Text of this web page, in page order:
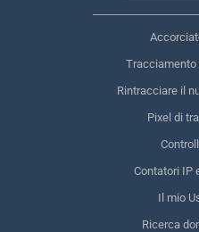
Tracciamento
Rintracciare il
Pixel di
Contatori IP
Il mio
Ricerca